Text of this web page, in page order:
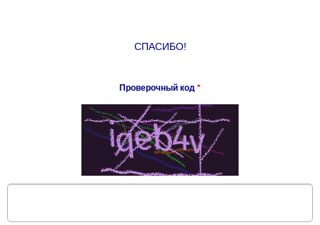
СПАСИБО!
Проверочный код *